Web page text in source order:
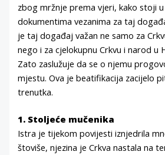
zbog mržnje prema vjeri, kako stoji u
dokumentima vezanima za taj
je taj događaj važan ne samo za
nego i za cjelokupnu Crkvu i narod u
Zato zaslužuje da se o njemu
mjestu. Ova je beatifikacija zacijelo
trenutka.
1. Stoljeće mučenika
Istra je tijekom povijesti iznjedrila
štoviše, njezina je Crkva nastala na